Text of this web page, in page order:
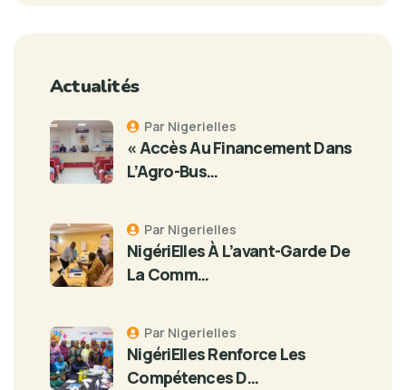
Actualités
« Accès Au Financement Dans
L’Agro-Bus…
Par Nigerielles
NigériElles À L’avant-Garde De
La Comm…
Par Nigerielles
NigériElles Renforce Les
Compétences D…
Par Nigerielles